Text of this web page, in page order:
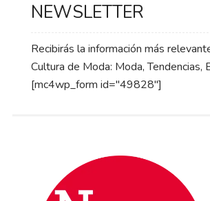
NEWSLETTER
Recibirás la información más
Cultura de Moda: Moda, Tendencias,
[mc4wp_form id="49828"]